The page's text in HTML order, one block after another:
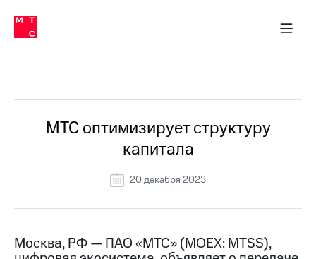
Медиа-центр
и акционерам
Устойчивое развитие
Комплаенс и деловая этика
компании
Карьера
История
Руководство
в МТС
Пресс-
релизы
о технологиях
МТС оптимизирует структуру
капитала
20 декабря 2023
Москва, РФ — ПАО «МТС» (MOEX: MTSS),